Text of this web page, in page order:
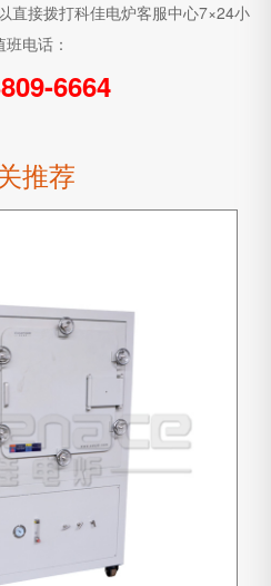
直接拨打科佳电炉客服中心7×24小
班电话：
6664
推荐